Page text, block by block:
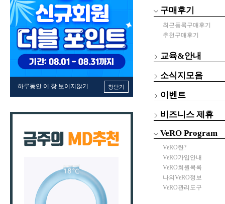
하루동안 이 창 보이지않기 창닫기
구매후기
최근등록구매후기
추천구매후기
교육&안내
소식지모음
이벤트
비즈니스 제휴
VeRO Program
VeRO란?
VeRO가입안내
VeRO회원목록
나의VeRO정보
VeRO관리도구